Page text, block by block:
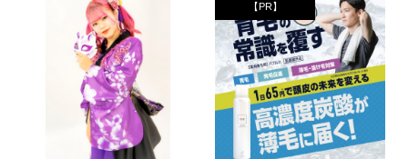
【PR】